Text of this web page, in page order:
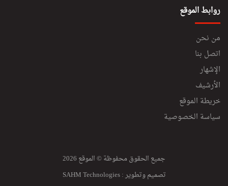
روابط الموقع
من نحن
اتصل بنا
الإشهار
الأرشيف
خريطة الموقع
سياسة الخصوصية
جميع الحقوق محفوظة © الموقع 2026
تصميم وتطوير :SAHM Technologies